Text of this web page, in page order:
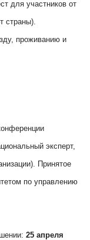
для участников от
страны).
проживанию и
эксперт,
Принятое
по управлению
25 апреля